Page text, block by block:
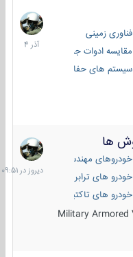
زمینی
ادوات جنگی
های حفاظت فعال
21
آذر
1404
ها
مهندسی
پیاده نظام
های ترابری نظامی
شناسایی و ضد تانک
های تاکتیکی نظامی
Military
دیروز
در
09:51